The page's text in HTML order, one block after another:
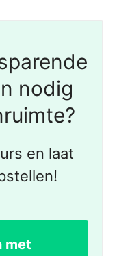
nodig
en laat
met